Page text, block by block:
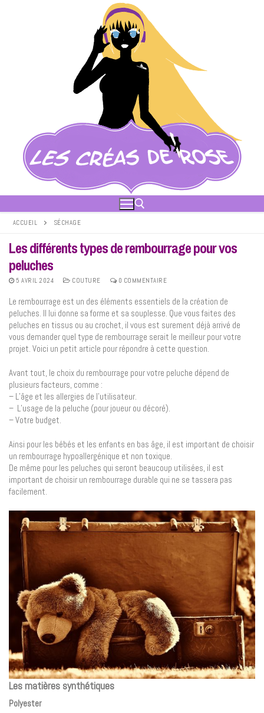
Rechercher :
ACCUEIL SÉCHAGE
Les différents types de rembourrage pour vos
peluches
5 AVRIL 2024 COUTURE 0 COMMENTAIRE
Le rembourrage est un des éléments essentiels de la création de
peluches. Il lui donne sa forme et sa souplesse. Que vous faites des
peluches en tissus ou au crochet, il vous est surement déjà arrivé de
vous demander quel type de rembourrage serait le meilleur pour votre
projet. Voici un petit article pour répondre à cette question.
Avant tout, le choix du rembourrage pour votre peluche dépend de
plusieurs facteurs, comme :
– L’âge et les allergies de l’utilisateur.
– L’usage de la peluche (pour joueur ou décoré).
– Votre budget.
Ainsi pour les bébés et les enfants en bas âge, il est important de choisir
un rembourrage hypoallergénique et non toxique.
De même pour les peluches qui seront beaucoup utilisées, il est
important de choisir un rembourrage durable qui ne se tassera pas
facilement.
Les matières synthétiques
Polyester